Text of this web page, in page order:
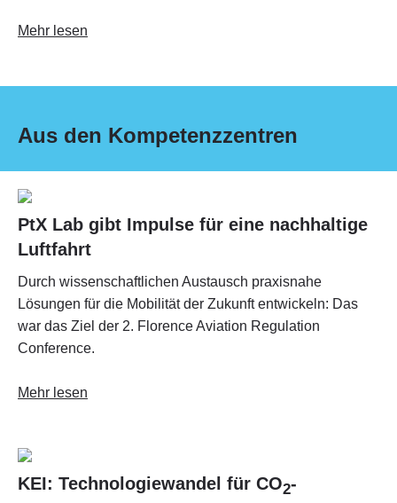
Mehr lesen
Aus den Kompetenzzentren
PtX Lab gibt Impulse für eine nachhaltige
Luftfahrt
Durch wissenschaftlichen Austausch praxisnahe
Lösungen für die Mobilität der Zukunft entwickeln: Das
war das Ziel der 2. Florence Aviation Regulation
Conference.
Mehr lesen
KEI: Technologiewandel für CO2-